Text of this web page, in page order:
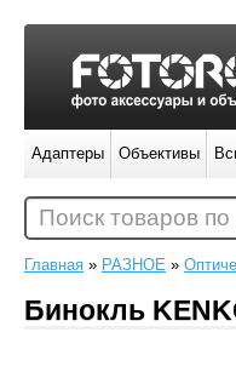
Главная » РАЗНОЕ »
Бинокль
Адаптеры Объективы
Поиск товаров по